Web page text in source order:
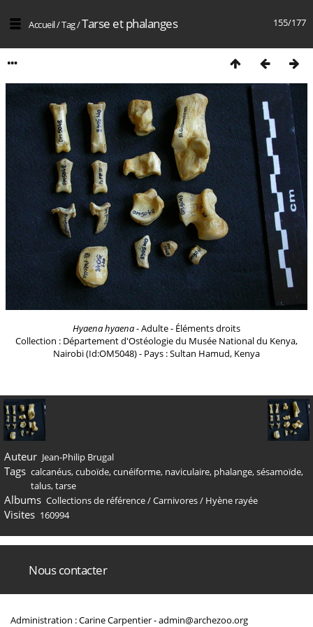
155/177
Accueil/Tag/Tarse et phalanges
Hyaena hyaena- Adulte - Éléments droits
Collection : Département d'Ostéologie du Musée National du Kenya,
Nairobi (Id:OM5048) - Pays : Sultan Hamud, Kenya
Auteur Jean-Philip Brugal
Tags calcanéus,cuboïde,cunéiforme, naviculaire, phalange,sésamoïde,
talus,tarse
Albums Collections de référence/Carnivores/ Hyène rayée
Visites 160994
Nous contacter
Administration : Carine Carpentier -admin@archezoo.org